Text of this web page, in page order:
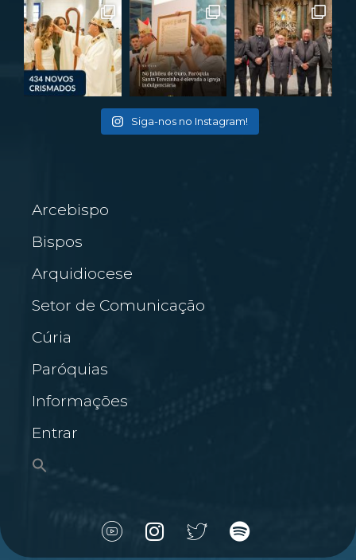
Siga-nos no Instagram!
Arcebispo
Bispos
Arquidiocese
Setor de Comunicação
Cúria
Paróquias
Informações
Entrar